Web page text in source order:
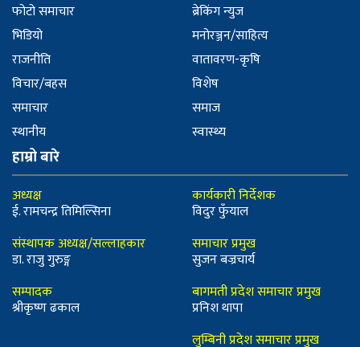
फोटो समाचार
ब्रेकिंग न्युज
भिडियो
मनोरञ्जन/साहित्य
राजनीति
वातावरण-कृषि
विचार/बहस
विशेष
समाचार
समाज
स्थानीय
स्वास्थ्य
हाम्रो बारे
अध्यक्ष
ई. रामचन्द्र तिमिल्सिना
संस्थापक अध्यक्ष/सल्लाहकार
डा. राजु गुरुङ्ग
सम्पादक
श्रीकृष्ण ढकाल
कार्यकारी निर्देशक
विदुर फुँयाल
समाचार प्रमुख
सुजन बज्रचार्य
बागमती प्रदेश समाचार प्रमुख
प्रनिश थापा
लुम्बिनी प्रदेश समाचार प्रमुख